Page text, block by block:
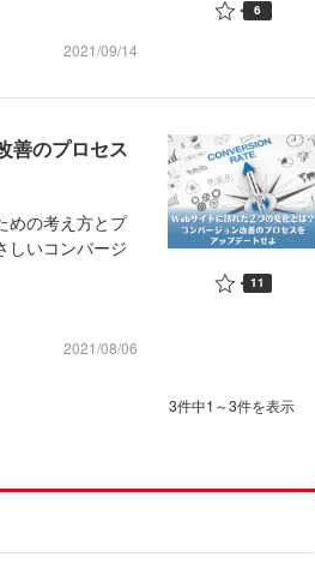
2021/09/14
6
善のプロセス
めの考え方とプ
しいコンバージ
2021/08/06
11
3件中1～3件を表示